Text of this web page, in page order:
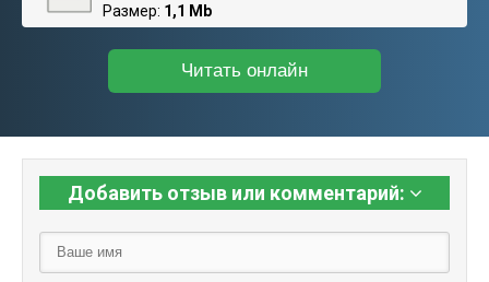
Размер: 1,1 Mb
Читать онлайн
Добавить отзыв или комментарий: